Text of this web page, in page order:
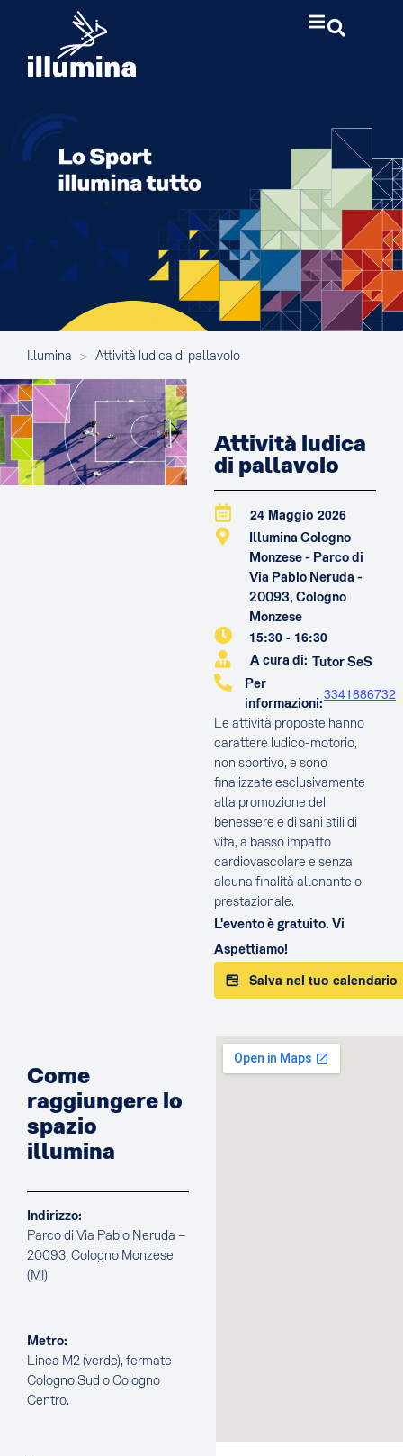
Illumina > Attività ludica di pallavolo
Attività ludica
di pallavolo
24 Maggio 2026
Illumina Cologno
Monzese - Parco di
Via Pablo Neruda -
20093, Cologno
Monzese
15:30 - 16:30
A cura di: Tutor SeS
Per
informazioni:
3341886732
Le attività proposte hanno
carattere ludico-motorio,
non sportivo, e sono
finalizzate esclusivamente
alla promozione del
benessere e di sani stili di
vita, a basso impatto
cardiovascolare e senza
alcuna finalità allenante o
prestazionale.
L'evento è gratuito. Vi
Aspettiamo!
Salva nel tuo calendario
Come
raggiungere lo
spazio
illumina
Indirizzo:
Parco di Via Pablo Neruda –
20093, Cologno Monzese
(MI)
Metro:
Linea M2 (verde), fermate
Cologno Sud o Cologno
Centro.